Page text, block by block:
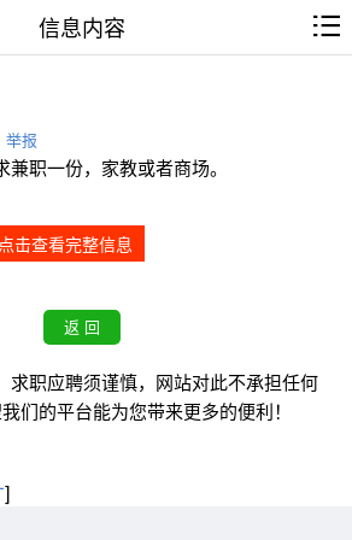
信息内容
举报
职一份，家教或者商场。
点击查看完整信息
求职应聘须谨慎，网站对此不承担任何
们的平台能为您带来更多的便利！
]